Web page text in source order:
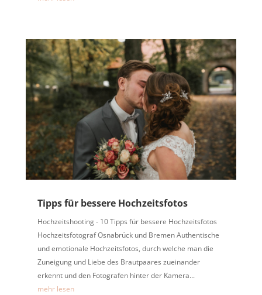
Tipps für bessere Hochzeitsfotos
Hochzeitshooting - 10 Tipps für bessere Hochzeitsfotos
Hochzeitsfotograf Osnabrück und Bremen Authentische
und emotionale Hochzeitsfotos, durch welche man die
Zuneigung und Liebe des Brautpaares zueinander
erkennt und den Fotografen hinter der Kamera...
mehr lesen